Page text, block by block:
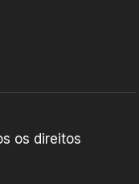
os direitos